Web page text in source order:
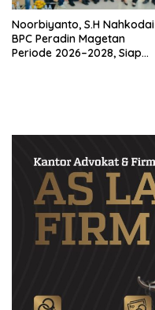
Noorbiyanto, S.H Nahkodai
BPC Peradin Magetan
Periode 2026–2028, Siap